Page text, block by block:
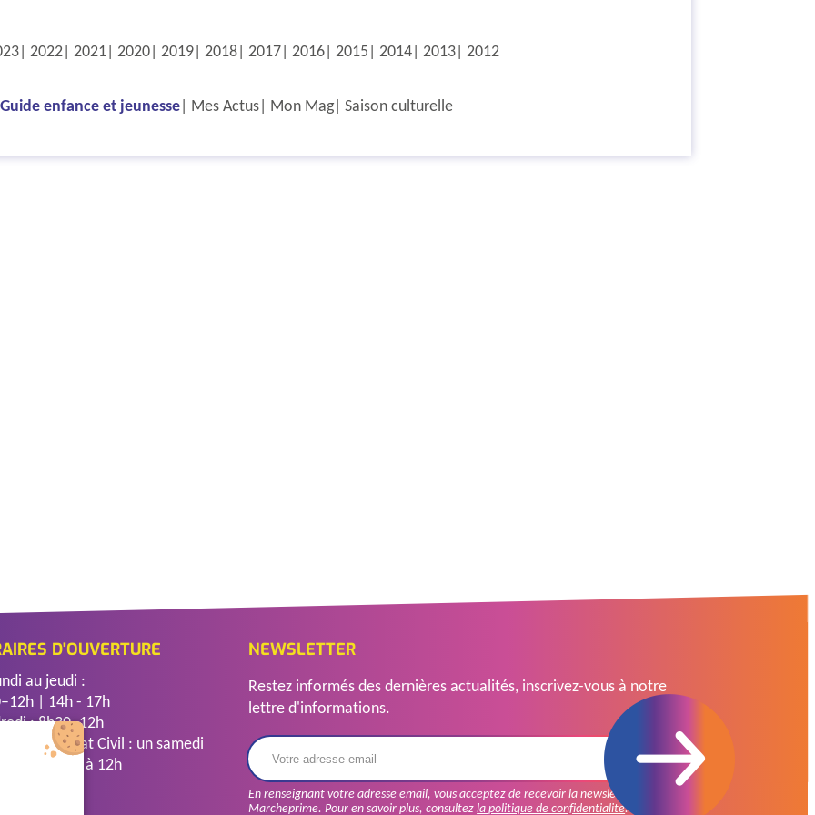
2022 2021 2020 2019 2018 2017 2016 2015 2014 2013 2012
Guide enfance et jeunesse Mes Actus Mon Mag Saison culturelle
D'OUVERTURE
au jeudi :
| 14h - 17h
: 8h30–12h
d'Etat Civil : un samedi
de 8h30 à 12h
NEWSLETTER
Restez informés des dernières actualités, inscrivez-vous à notre
lettre d'informations.
En renseignant votre adresse email, vous acceptez de recevoir la newsletter de
Marcheprime. Pour en savoir plus, consultezla politique de confidentialité.